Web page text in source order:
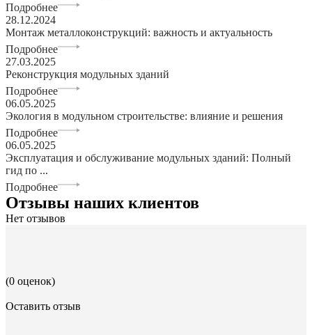
Подробнее
28.12.2024
Монтаж металлоконструкций: важность и актуальность
Подробнее
27.03.2025
Реконструкция модульных зданий
Подробнее
06.05.2025
Экология в модульном строительстве: влияние и решения
Подробнее
06.05.2025
Эксплуатация и обслуживание модульных зданий: Полный
гид по ...
Подробнее
Отзывы наших клиентов
Нет отзывов
(0 оценок)
Оставить отзыв